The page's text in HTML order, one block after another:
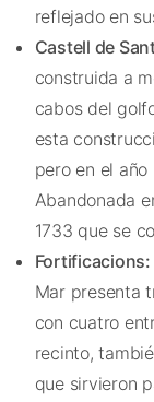
reflejado en
Castell de
construida a
cabos del
esta
pero en el
Abandonada
1733 que se
Fortificacions:
Mar presenta
con cuatro
recinto,
que sirvieron